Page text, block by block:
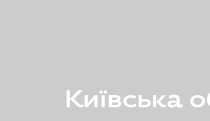
Київська